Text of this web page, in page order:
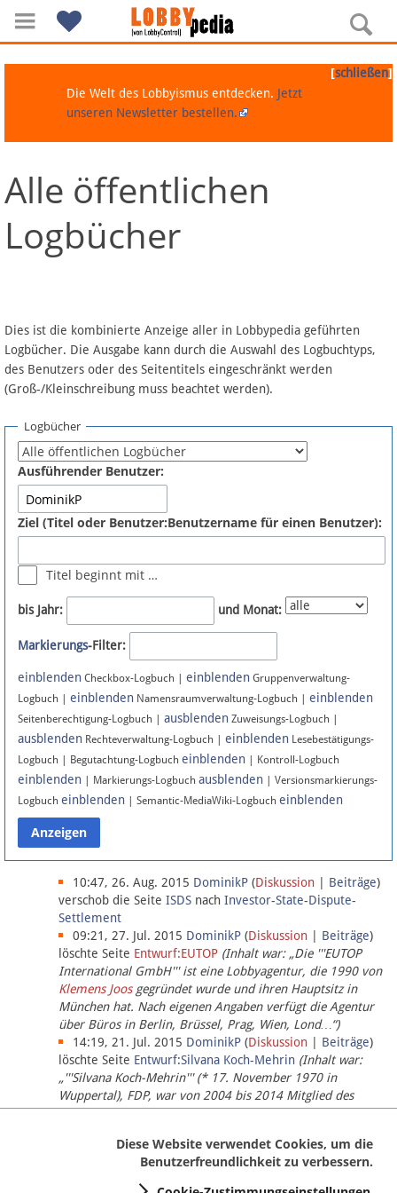
Navigation
Über Lobbypedia
Artikel nach Kategorien
FAQ
Fördermitglied werden
Fehler melden
Newsletter
Bluesky
Facebook
Instagram
Anmelden
Datenschutz
Über Lobbypedia
Impressum
[schließen]
Die Welt des Lobbyismus entdecken. Jetzt
unseren Newsletter bestellen.
Alle öffentlichen
Logbücher
Dies ist die kombinierte Anzeige aller in Lobbypedia geführten
Logbücher. Die Ausgabe kann durch die Auswahl des Logbuchtyps,
des Benutzers oder des Seitentitels eingeschränkt werden
(Groß-/Kleinschreibung muss beachtet werden).
Logbücher
Ausführender Benutzer:
Ziel (Titel oder Benutzer:Benutzername für einen Benutzer):
Titel beginnt mit …
bis Jahr: und Monat:
Markierungs-Filter:
einblenden Checkbox-Logbuch | einblenden Gruppenverwaltung-
Logbuch | einblenden Namensraumverwaltung-Logbuch | einblenden
Seitenberechtigung-Logbuch | ausblenden Zuweisungs-Logbuch |
ausblenden Rechteverwaltung-Logbuch | einblenden Lesebestätigungs-
Logbuch | Begutachtung-Logbuch einblenden | Kontroll-Logbuch
einblenden | Markierungs-Logbuch ausblenden | Versionsmarkierungs-
Logbuch einblenden | Semantic-MediaWiki-Logbuch einblenden
10:47, 26. Aug. 2015 DominikP (Diskussion Beiträge)
verschob die Seite ISDS nach Investor-State-Dispute-
Settlement
09:21, 27. Jul. 2015 DominikP (Diskussion Beiträge)
löschte Seite Entwurf:EUTOP (Inhalt war: „Die '''EUTOP
International GmbH''' ist eine Lobbyagentur, die 1990 von
Klemens Joosgegründet wurde und ihren Hauptsitz in
München hat. Nach eigenen Angaben verfügt die Agentur
über Büros in Berlin, Brüssel, Prag, Wien, Lond…“)
14:19, 21. Jul. 2015 DominikP (Diskussion Beiträge)
löschte Seite Entwurf:Silvana Koch-Mehrin (Inhalt war:
„'''Silvana Koch-Mehrin''' (* 17. November 1970 in
Wuppertal), FDP, war von 2004 bis 2014 Mitglied des
Europäischen Parlaments, seit November 2014 ist sie für
Diese Website verwendet Cookies, um die
Benutzerfreundlichkeit zu verbessern.